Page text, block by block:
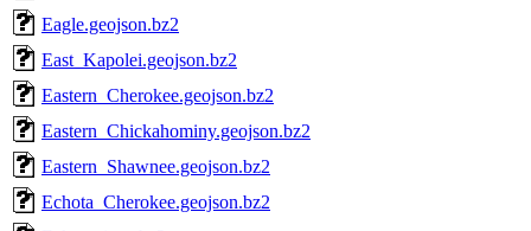
Eagle.geojson.bz2
East_Kapolei.geojson.bz2
Eastern_Cherokee.geojson.bz2
Eastern_Chickahominy.geojson.bz2
Eastern_Shawnee.geojson.bz2
Echota_Cherokee.geojson.bz2